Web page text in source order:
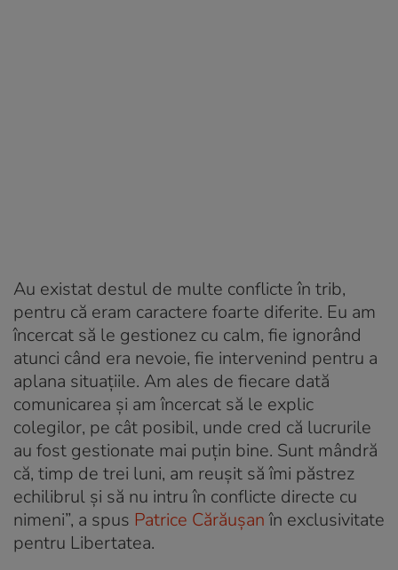
Au existat destul de multe conflicte în trib,
pentru că eram caractere foarte diferite. Eu am
încercat să le gestionez cu calm, fie ignorând
atunci când era nevoie, fie intervenind pentru a
aplana situațiile. Am ales de fiecare dată
comunicarea și am încercat să le explic
colegilor, pe cât posibil, unde cred că lucrurile
au fost gestionate mai puțin bine. Sunt mândră
că, timp de trei luni, am reușit să îmi păstrez
echilibrul și să nu intru în conflicte directe cu
nimeni”, a spus Patrice Cărăușanîn exclusivitate
pentru Libertatea.